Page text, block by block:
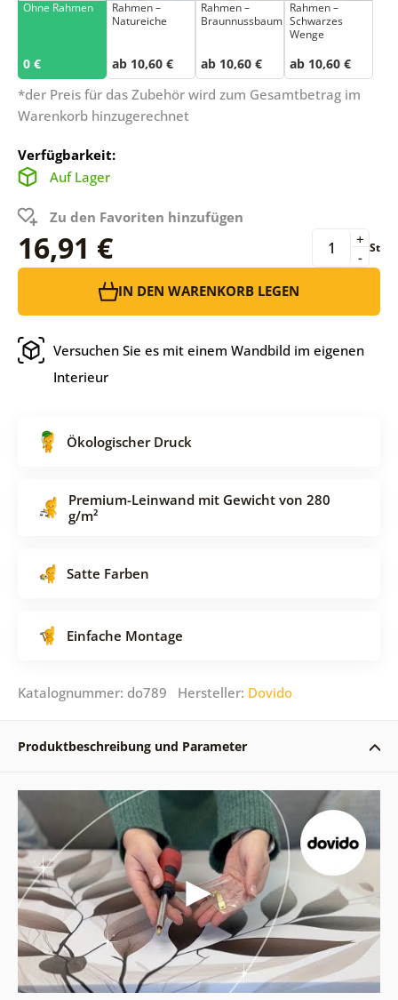
Ohne Rahmen
0 €
Rahmen –
Natureiche
ab 10,60 €
Rahmen –
Braunnussbaum
ab 10,60 €
Rahmen –
Schwarzes
Wenge
ab 10,60 €
*der Preis für das Zubehör wird zum Gesamtbetrag im
Warenkorb hinzugerechnet
Verfügbarkeit:
Auf Lager
Zu den Favoriten hinzufügen
16,91 € -
+ St
IN DEN WARENKORB LEGEN
Versuchen Sie es mit einem Wandbild im eigenen
Interieur
Ökologischer Druck
Premium-Leinwand mit Gewicht von 280
g/m²
Satte Farben
Einfache Montage
Katalognummer: do789 Hersteller: Dovido
Produktbeschreibung und Parameter